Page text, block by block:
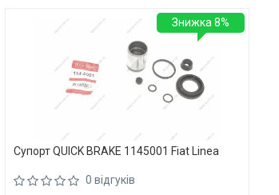
Супорт QUICK BRAKE 1145001 Fiat Linea
0 відгуків
Знижка 8%